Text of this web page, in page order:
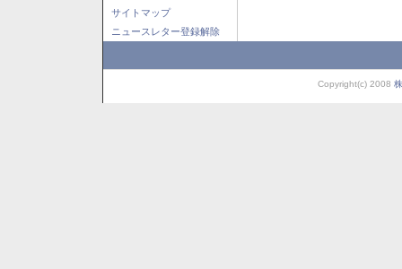
サイトマップ
ニュースレター登録解除
Copyright(c) 2008